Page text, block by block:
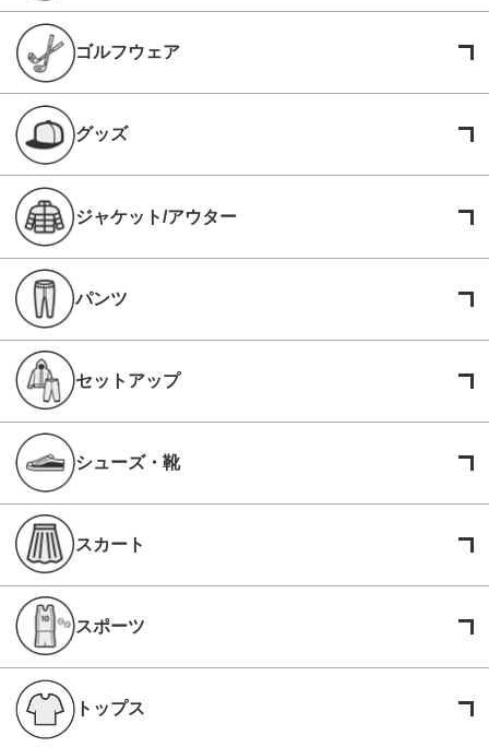
ゴルフウェア
グッズ
ジャケット/アウター
パンツ
セットアップ
シューズ・靴
スカート
スポーツ
トップス